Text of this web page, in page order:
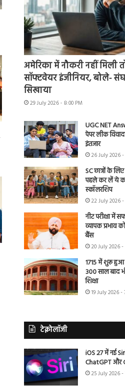
अमेरिका में नौकरी नहीं मिली
सॉफ्टवेयर इंजीनियर, बोले-
सिखाया
29 July 2026 - 8:00 PM
UGC NET
पेपर लीक
इंतजार
26 July 2026 -
SC छात्रों के
पहले कर लें ये
स्कॉलरशिप
22 July 2026 -
नीट परीक्षा में
व्यापक प्रभाव
बैंस
20 July 2026 -
1715 में शुरू हुआ
300 साल बाद
शिक्षा
19 July 2026 -
टेक्नोलॉजी
iOS 27 में नई
ChatGPT और
25 July 2026 -